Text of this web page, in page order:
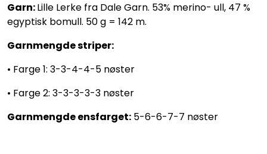
Garn:Lille Lerke fra Dale Garn. 53% merino- ull, 47 %
egyptisk bomull. 50 g = 142 m.
Garnmengde striper:
• Farge 1: 3-3-4-4-5 nøster
• Farge 2: 3-3-3-3-3 nøster
Garnmengde ensfarget: 5-6-6-7-7 nøster